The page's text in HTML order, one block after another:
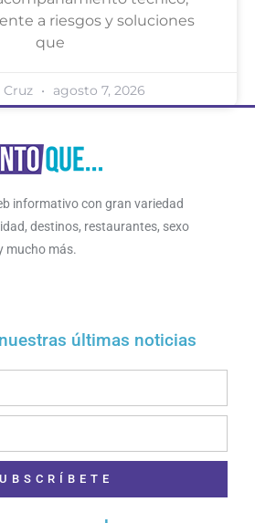
a riesgos y soluciones
que
agosto 7, 2026
informativo con gran variedad
destinos, restaurantes, sexo
mucho más.
últimas noticias